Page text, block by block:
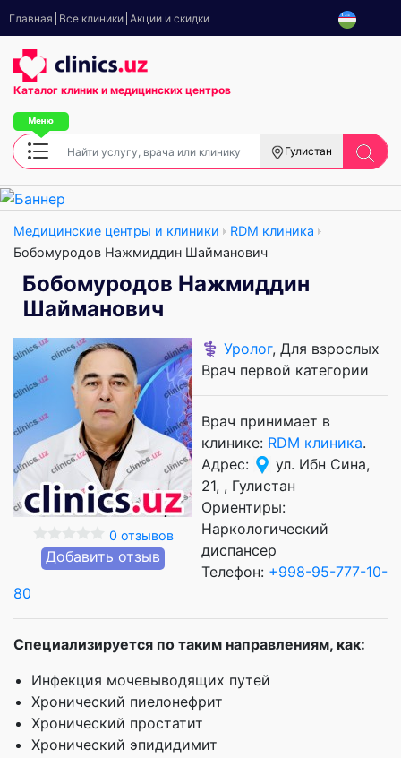
Главная Все клиники Акции и скидки
Каталог клиник и медицинских центров
Гулистан
Медицинские центры и клиники
RDM клиника
Бобомуродов Нажмиддин Шайманович
Бобомуродов Нажмиддин
Шайманович
0 отзывов
Добавить отзыв
⚕️ Уролог, Для взрослых
Врач первой категории
Врач принимает в
клинике: RDM клиника.
Адрес:
ул. Ибн Сина,
21, , Гулистан
Ориентиры:
Наркологический
диспансер
Телефон: +998-95-777-10-
80
Специализируется по таким направлениям, как:
Инфекция мочевыводящих путей
Хронический пиелонефрит
Хронический простатит
Хронический эпидидимит